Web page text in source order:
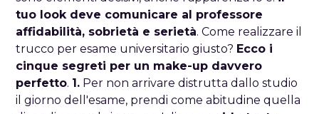
tuo look deve comunicare al professore
affidabilità, sobrietà e serietà. Come realizzare il
trucco per esame universitario giusto? Ecco i
cinque segreti per un make-up davvero
perfetto. 1. Per non arrivare distrutta dallo studio
il giorno dell'esame, prendi come abitudine quella